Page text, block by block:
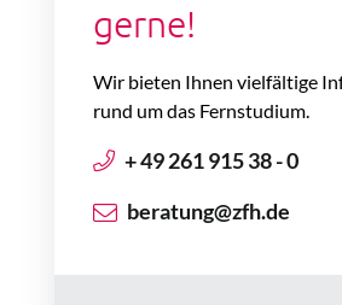
gerne!
Wir bieten Ihnen vielfältige
rund um das Fernstudium.
+ 49 261 915 38 - 0
beratung@zfh.de